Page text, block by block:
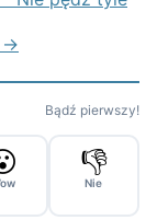
→
Bądź pierwszy!
👎
Nie